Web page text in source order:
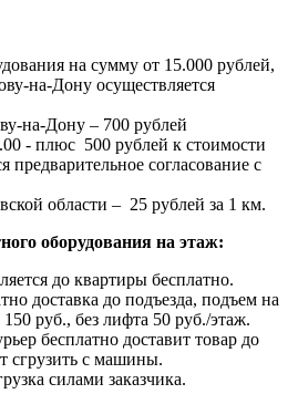
на сумму от 15.000 рублей,
на-Дону осуществляется
на-Дону – 700 рублей
- плюс 500 рублей к стоимости
предварительное согласование с
области – 25 рублей за 1 км.
оборудования на этаж:
до квартиры бесплатно.
доставка до подъезда, подъем на
руб., без лифта 50 руб./этаж.
бесплатно доставит товар до
сгрузить с машины.
силами заказчика.